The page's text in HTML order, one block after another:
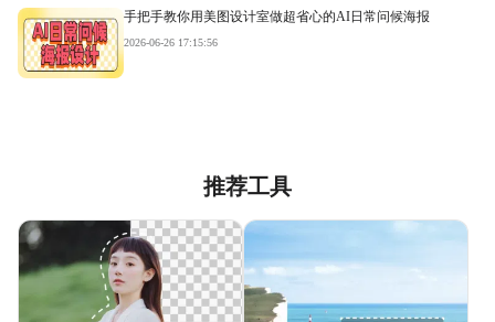
手把手教你用美图设计室做超省心的AI日常问候海报
2026-06-26 17:15:56
推荐工具